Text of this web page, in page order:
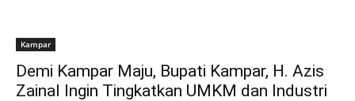
Kampar
Demi Kampar Maju, Bupati Kampar, H. Azis
Zainal Ingin Tingkatkan UMKM dan Industri